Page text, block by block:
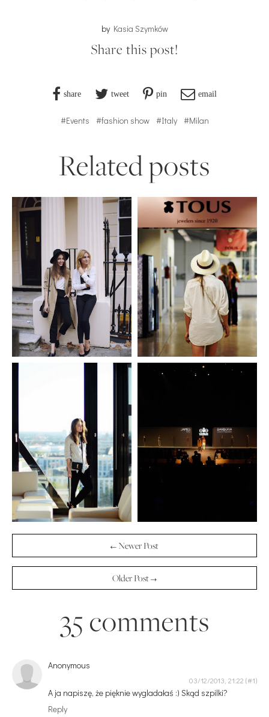
by Kasia Szymków
Share this post!
share tweet pin email
#Events #fashion show #Italy #Milan
Related posts
← Newer Post
Older Post →
35 comments
Anonymous
03/12/2013, 21:22
A ja napiszę, że pięknie wygladałaś :) Skąd szpilki?
Reply